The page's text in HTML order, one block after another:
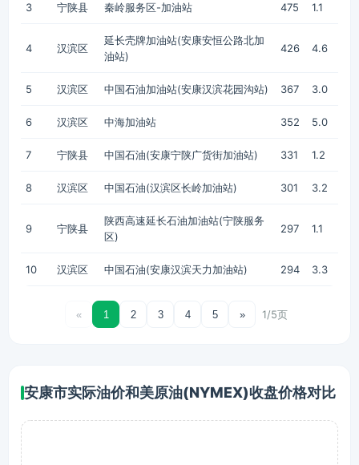
3 宁陕县 秦岭服务区-加油站 475 1.1
4 汉滨区
延长壳牌加油站(安康安恒公路北加
油站)
426 4.6
5 汉滨区 中国石油加油站(安康汉滨花园沟站) 367 3.0
6 汉滨区 中海加油站 352 5.0
7 宁陕县 中国石油(安康宁陕广货街加油站) 331 1.2
8 汉滨区 中国石油(汉滨区长岭加油站) 301 3.2
9 宁陕县
陕西高速延长石油加油站(宁陕服务
区)
297 1.1
10 汉滨区 中国石油(安康汉滨天力加油站) 294 3.3
« 1 2 3 4 5 » 1/5页
安康市实际油价和美原油(NYMEX)收盘价格对比